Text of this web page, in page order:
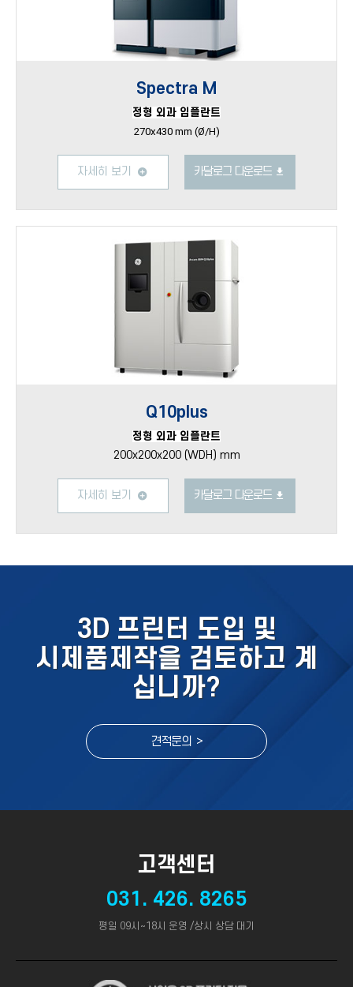
Spectra M
정형 외과 임플란트
270x430 mm (Ø/H)
자세히 보기 카달로그 다운로드
Q10plus
정형 외과 임플란트
200x200x200 (WDH) mm
자세히 보기 카달로그 다운로드
3D 프린터 도입 및
시제품제작을 검토하고 계
십니까?
견적문의 >
고객센터
031. 426. 8265
평일 09시~18시 운영 /상시 상담 대기